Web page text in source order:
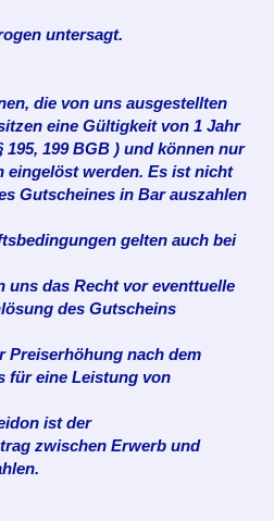
untersagt.
die von uns ausgestellten
eine Gültigkeit von 1 Jahr
199 BGB ) und können nur
eingelöst werden. Es ist nicht
Gutscheines in Bar auszahlen
gelten auch bei
uns das Recht vor eventtuelle
des Gutscheins
Preiserhöhung nach dem
für eine Leistung von
istder
zwischen Erwerb und